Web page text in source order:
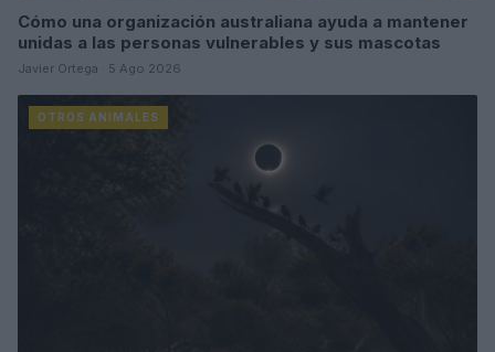
Cómo una organización australiana ayuda a mantener
unidas a las personas vulnerables y sus mascotas
Javier Ortega · 5 Ago 2026
OTROS ANIMALES